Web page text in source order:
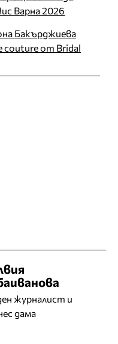
Варна 2026
Бакърджиева
couture от Bridal
журналист и
дама